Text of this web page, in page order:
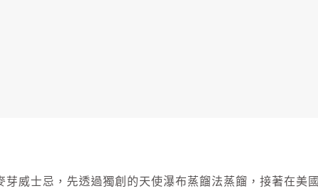
威士忌，先透過獨創的天使瀑布蒸餾法蒸餾，接著在美